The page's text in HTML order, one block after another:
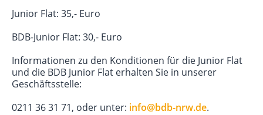
Junior Flat: 35,- Euro
BDB-Junior Flat: 30,- Euro
Informationen zu den Konditionen für die Junior Flat
und die BDB Junior Flat erhalten Sie in unserer
Geschäftsstelle:
0211 36 31 71, oder unter: info@bdb-nrw.de.